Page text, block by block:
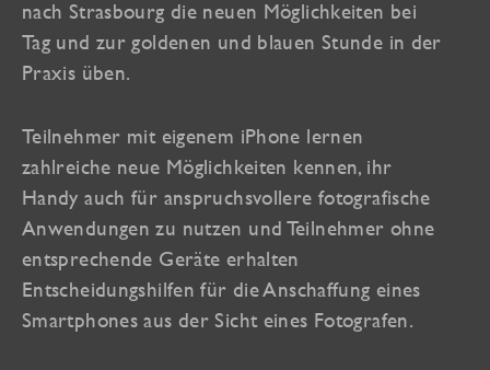
nach Strasbourg die neuen Möglichkeiten bei
Tag und zur goldenen und blauen Stunde in der
Praxis üben.
Teilnehmer mit eigenem iPhone lernen
zahlreiche neue Möglichkeiten kennen, ihr
Handy auch für anspruchsvollere fotografische
Anwendungen zu nutzen und Teilnehmer ohne
entsprechende Geräte erhalten
Entscheidungshilfen für die Anschaffung eines
Smartphones aus der Sicht eines Fotografen.